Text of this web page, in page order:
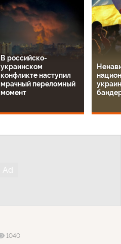
В российско-
украинском
конфликте наступил
мрачный переломный
момент
1040